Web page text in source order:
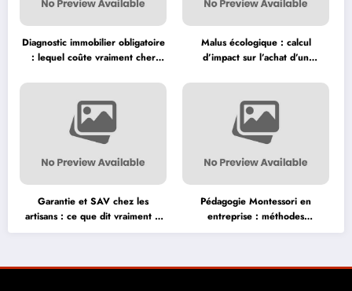
Diagnostic immobilier obligatoire
: lequel coûte vraiment cher
Malus écologique : calcul
d’impact sur l’achat d’un
Garantie et SAV chez les
artisans : ce que dit vraiment la
loi
Pédagogie Montessori en
entreprise : méthodes
d’apprentissage adaptées aux